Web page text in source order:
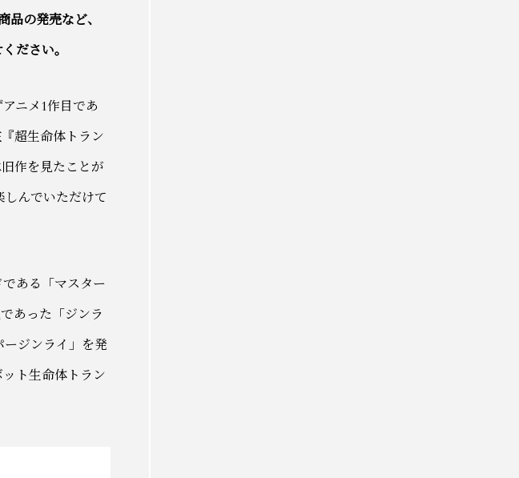
の発売など、
ださい。
ニメ1作目であ
超生命体トラン
作を見たことが
んでいただけて
ある「マスター
あった「ジンラ
ージンライ」を発
ト生命体トラン